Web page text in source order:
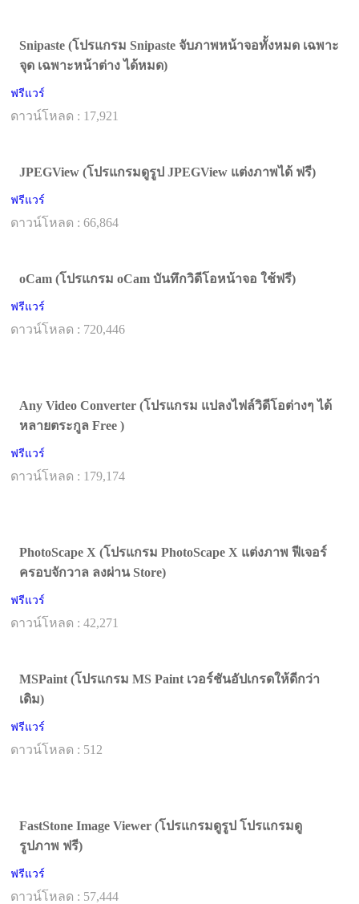
Snipaste (โปรแกรม Snipaste จับภาพหน้าจอทั้งหมด เฉพาะ
จุด เฉพาะหน้าต่าง ได้หมด)
ฟรีแวร์
ดาวน์โหลด : 17,921
JPEGView (โปรแกรมดูรูป JPEGView แต่งภาพได้ ฟรี)
ฟรีแวร์
ดาวน์โหลด : 66,864
oCam (โปรแกรม oCam บันทึกวิดีโอหน้าจอ ใช้ฟรี)
ฟรีแวร์
ดาวน์โหลด : 720,446
Any Video Converter (โปรแกรม แปลงไฟล์วิดีโอต่างๆ ได้
หลายตระกูล Free )
ฟรีแวร์
ดาวน์โหลด : 179,174
PhotoScape X (โปรแกรม PhotoScape X แต่งภาพ ฟีเจอร์
ครอบจักวาล ลงผ่าน Store)
ฟรีแวร์
ดาวน์โหลด : 42,271
MSPaint (โปรแกรม MS Paint เวอร์ชันอัปเกรดให้ดีกว่า
เดิม)
ฟรีแวร์
ดาวน์โหลด : 512
FastStone Image Viewer (โปรแกรมดูรูป โปรแกรมดู
รูปภาพ ฟรี)
ฟรีแวร์
ดาวน์โหลด : 57,444